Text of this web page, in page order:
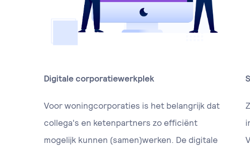
Digitale corporatiewerkplek
Voor woningcorporaties is het belangrijk dat
collega's en ketenpartners zo efficiënt
mogelijk kunnen (samen)werken. De digitale